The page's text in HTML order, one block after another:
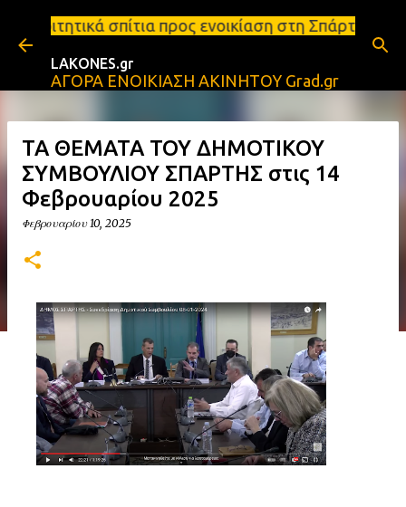
Μετάβαση στο κύριο περιεχόμενο
προς ενοικίαση στη Σπάρτη Ενοικιάσεις
LAKONES.gr
ΑΓΟΡΑ ΕΝΟΙΚΙΑΣΗ ΑΚΙΝΗΤΟΥ Grad.gr
ΤΑ ΘΕΜΑΤΑ ΤΟΥ ΔΗΜΟΤΙΚΟΥ
ΣΥΜΒΟΥΛΙΟΥ ΣΠΑΡΤΗΣ στις 14
Φεβρουαρίου 2025
Φεβρουαρίου 10, 2025